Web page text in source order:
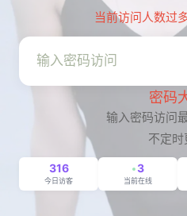
当前访问人数过
密码
输入密码访问
不定时
316
今日访客
3
当前在线